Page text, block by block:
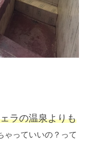
ラの温泉よりも
ゃっていいの？って